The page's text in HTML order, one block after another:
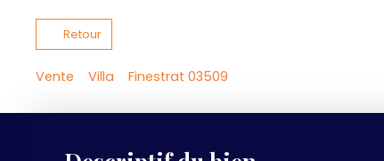
Retour
Vente Villa Finestrat 03509